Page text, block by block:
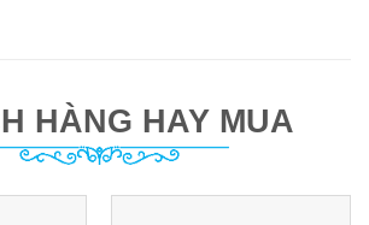
HÀNG HAY MUA